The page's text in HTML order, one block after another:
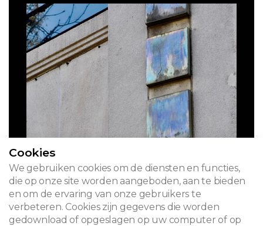
Cookies
We gebruiken cookies om de diensten en functies,
die op onze site worden aangeboden, aan te bieden
en om de ervaring van onze gebruikers te
verbeteren. Cookies zijn gegevens die worden
gedownload of opgeslagen op uw computer of op